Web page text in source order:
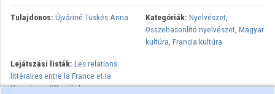
Tulajdonos: Újváriné Tüskés Anna Kategóriák: Nyelvészet,
Összehasonlító nyelvészet, Magyar
kultúra, Francia kultúra
Lejátszási listák: Les relations
littéraires entre la France et la
Hongrie au XXe siècle